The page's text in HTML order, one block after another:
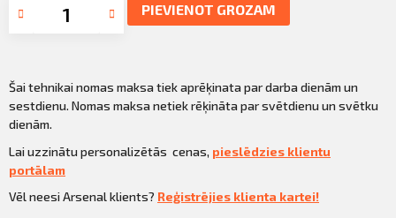
PIEVIENOT GROZAM
Šai tehnikai nomas maksa tiek aprēķinata par darba dienām un
sestdienu. Nomas maksa netiek rēķināta par svētdienu un svētku
dienām.
Lai uzzinātu personalizētās cenas, pieslēdzies klientu
portālam
Vēl neesi Arsenal klients? Reģistrējies klienta kartei!